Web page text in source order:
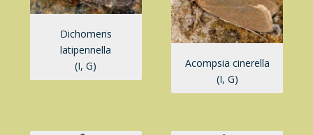
Dichomeris
latipennella
(I, G)
Acompsia cinerella
(I, G)